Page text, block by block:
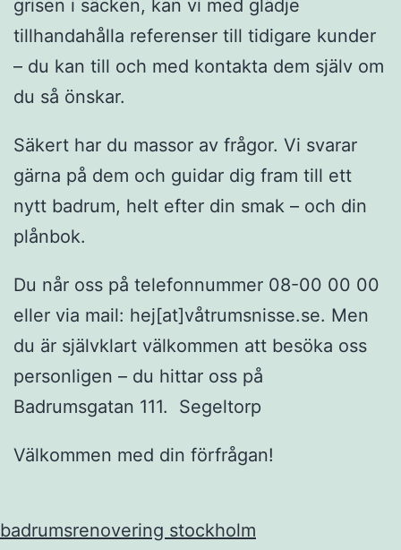
grisen i säcken, kan vi med glädje
tillhandahålla referenser till tidigare kunder
– du kan till och med kontakta dem själv om
du så önskar.
Säkert har du massor av frågor. Vi svarar
gärna på dem och guidar dig fram till ett
nytt badrum, helt efter din smak – och din
plånbok.
Du når oss på telefonnummer 08-00 00 00
eller via mail: hej[at]våtrumsnisse.se. Men
du är självklart välkommen att besöka oss
personligen – du hittar oss på
Badrumsgatan 111. Segeltorp
Välkommen med din förfrågan!
badrumsrenovering stockholm